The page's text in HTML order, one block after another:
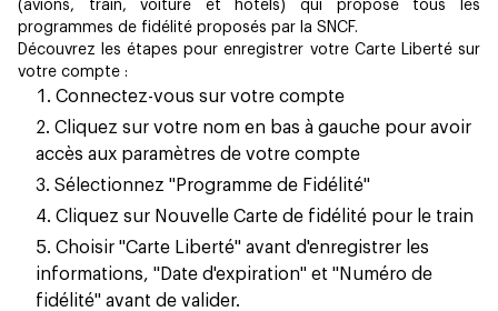
(avions, train, voiture et hôtels) qui propose tous les
programmes de fidélité proposés par la SNCF.
Découvrez les étapes pour enregistrer votre Carte Liberté sur
votre compte :
Connectez-vous sur votre compte
Cliquez sur votre nom en bas à gauche pour avoir
accès aux paramètres de votre compte
Sélectionnez "Programme de Fidélité"
Cliquez sur Nouvelle Carte de fidélité pour le train
Choisir "Carte Liberté" avant d'enregistrer les
informations, "Date d'expiration" et "Numéro de
fidélité" avant de valider.